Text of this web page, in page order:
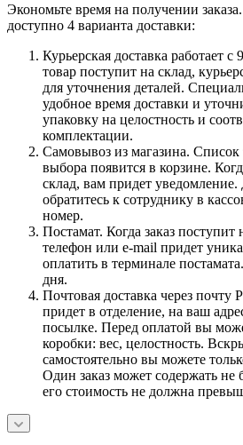
Экономьте время на получении
доступно 4 варианта доставки:
Курьерская доставка работает с
товар поступит на склад,
для уточнения деталей.
удобное время доставки и
упаковку на целостность и
комплектации.
Самовывоз из магазина. Список
выбора появится в корзине.
склад, вам придет уведомление.
обратитесь к сотруднику в
номер.
Постамат. Когда заказ поступит
телефон или e-mail придет
оплатить в терминале
дня.
Почтовая доставка через почту
придет в отделение, на ваш
посылке. Перед оплатой вы
коробки: вес, целостность.
самостоятельно вы можете
Один заказ может содержать не
его стоимость не должна